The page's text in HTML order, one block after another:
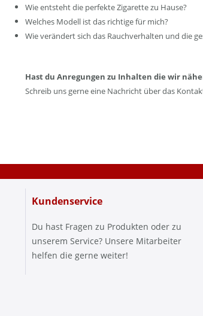
Wie entsteht die perfekte Zigarette zu Hause?
Welches Modell ist das richtige für mich?
Wie verändert sich das Rauchverhalten und die
Hast du Anregungen zu Inhalten die wir
Schreib uns gerne eine Nachricht über das
Kundenservice
Du hast Fragen zu Produkten oder zu
unserem Service? Unsere Mitarbeiter
helfen die gerne weiter!